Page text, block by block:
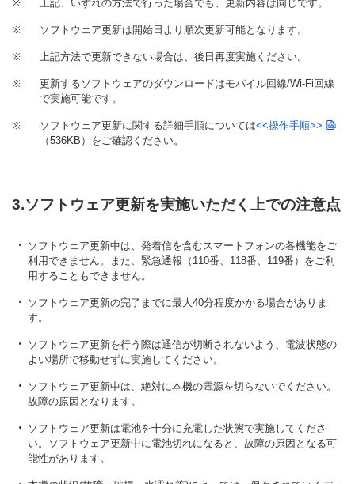
※ 上記、いずれの方法で行った場合でも、更新内容は同じです。
※ ソフトウェア更新は開始日より順次更新可能となります。
※ 上記方法で更新できない場合は、後日再度実施ください。
※
更新するソフトウェアのダウンロードはモバイル回線/Wi-Fi回線
で実施可能です。
※ ソフトウェア更新に関する詳細手順については<<操作手順>>
（536KB） をご確認ください。
3.ソフトウェア更新を実施いただく上での注意点
ソフトウェア更新中は、発着信を含むスマートフォンの各機能をご
利用できません。また、緊急通報（110番、118番、119番）をご利
用することもできません。
ソフトウェア更新の完了までに最大40分程度かかる場合がありま
す。
ソフトウェア更新を行う際は通信が切断されないよう、電波状態の
よい場所で移動せずに実施してください。
ソフトウェア更新中は、絶対に本機の電源を切らないでください。
故障の原因となります。
ソフトウェア更新は電池を十分に充電した状態で実施してくださ
い。ソフトウェア更新中に電池切れになると、故障の原因となる可
能性があります。